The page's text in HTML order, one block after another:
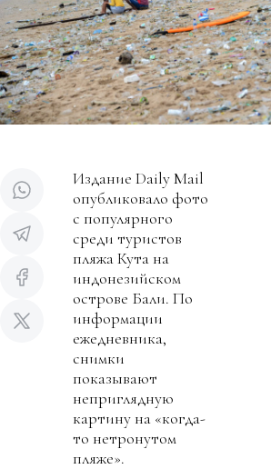
Издание Daily Mail
опубликовало фото
с популярного
среди туристов
пляжа Кута на
индонезийском
острове Бали. По
информации
ежедневника,
снимки
показывают
неприглядную
картину на «когда-
то нетронутом
пляже».